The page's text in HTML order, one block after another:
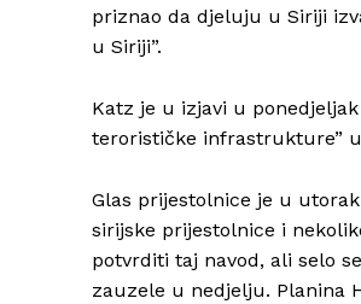
priznao da djeluju u Siriji
u Siriji”.
Katz je u izjavi u
terorističke infrastrukture”
Glas prijestolnice je u
sirijske prijestolnice i
potvrditi taj navod, ali selo
zauzele u nedjelju. Planina